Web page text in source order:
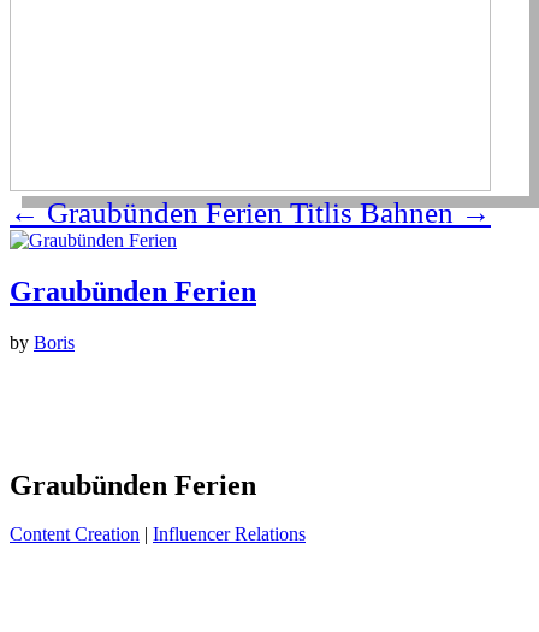
←Graubünden Ferien Titlis Bahnen→
Graubünden Ferien
by Boris
Graubünden Ferien
Content Creation | Influencer Relations